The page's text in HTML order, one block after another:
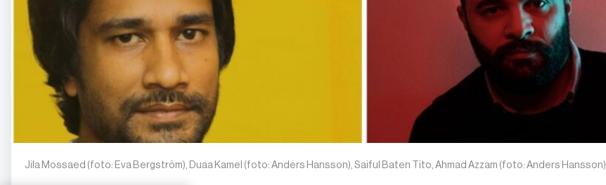
Jila Mossaed (foto: Eva Bergström), Duaa Kamel (foto: Anders Hansson), Saiful Baten Tito, Ahmad Azzam (foto: Anders Hansson)